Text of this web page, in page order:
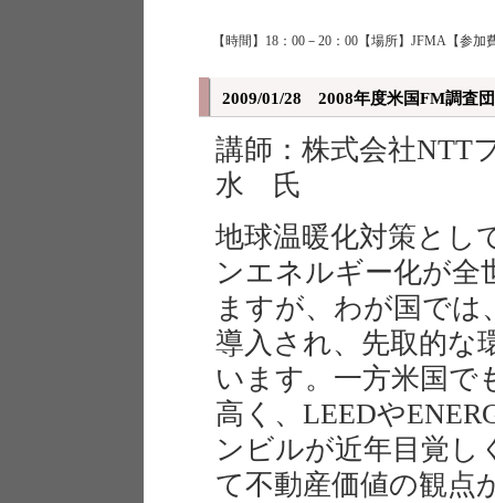
【時間】18：00－20：00【場所】JFMA【参加
2009/01/28 2008年度米国FM調査
講師：株式会社
水 氏
地球温暖化対策とし
ンエネルギー化が全
ますが、わが国では
導入され、先取的な
います。一方米国で
高く、LEEDや
ンビルが近年目覚し
て不動産価値の観点